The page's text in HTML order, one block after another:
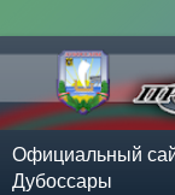
Официальный
Дубоссары